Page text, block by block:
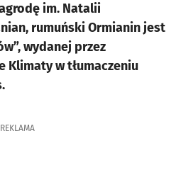
im. Natalii
rumuński Ormianin jest
wydanej przez
Klimaty w tłumaczeniu
REKLAMA